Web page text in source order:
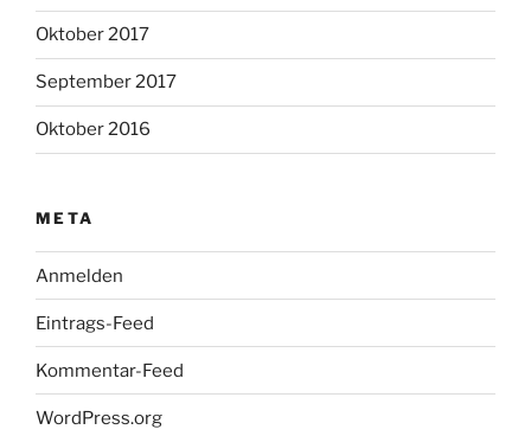
Oktober 2017
September 2017
Oktober 2016
META
Anmelden
Eintrags-Feed
Kommentar-Feed
WordPress.org